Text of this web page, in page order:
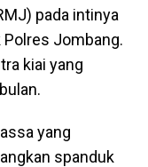
pada intinya
Jombang.
kiai yang
yang
spanduk